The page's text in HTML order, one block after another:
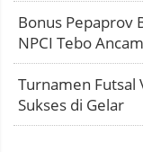
Bonus Pepaprov
NPCI Tebo
Turnamen Futsal
Sukses di Gelar